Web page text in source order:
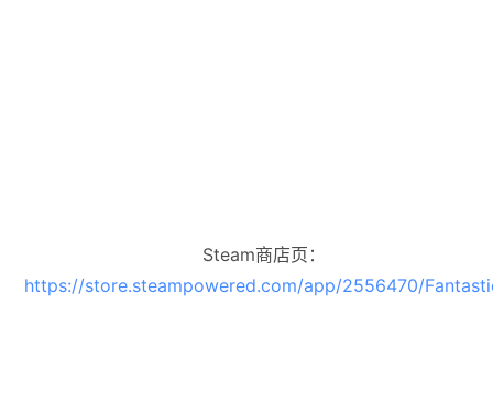
Steam商店页：
https://store.steampowered.com/app/2556470/